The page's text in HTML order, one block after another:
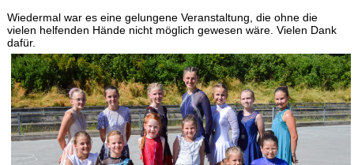
Wiedermal war es eine gelungene Veranstaltung, die ohne die
vielen helfenden Hände nicht möglich gewesen wäre. Vielen Dank
dafür.